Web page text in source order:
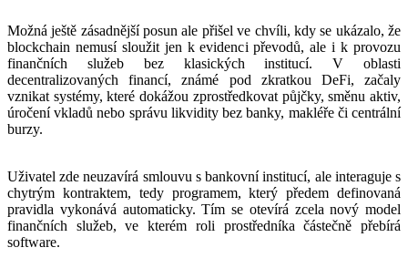
Možná ještě zásadnější posun ale přišel ve chvíli, kdy se ukázalo, že
blockchain nemusí sloužit jen k evidenci převodů, ale i k provozu
finančních služeb bez klasických institucí. V oblasti
decentralizovaných financí, známé pod zkratkou DeFi, začaly
vznikat systémy, které dokážou zprostředkovat půjčky, směnu aktiv,
úročení vkladů nebo správu likvidity bez banky, makléře či centrální
burzy.
Uživatel zde neuzavírá smlouvu s bankovní institucí, ale interaguje s
chytrým kontraktem, tedy programem, který předem definovaná
pravidla vykonává automaticky. Tím se otevírá zcela nový model
finančních služeb, ve kterém roli prostředníka částečně přebírá
software.